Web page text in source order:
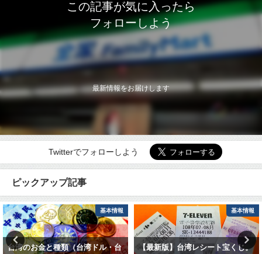
この記事が気に入ったら
フォローしよう
最新情報をお届けします
Twitterでフォローしよう
ピックアップ記事
基本情報
台湾のお金と種類（台湾ドル・台
基本情報
【最新版】台湾レシート宝くじ。